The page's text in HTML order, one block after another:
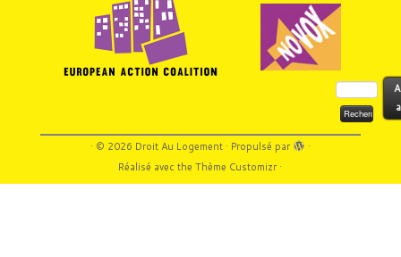
Rechercher :
· © 2026 Droit Au Logement· Propulsé par
·
Réalisé avec theThème Customizr·